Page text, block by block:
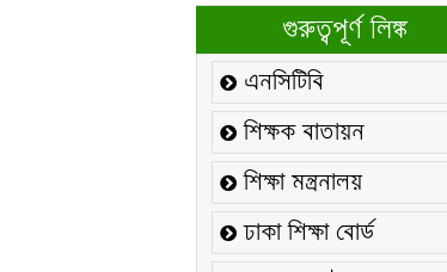
পূরণ/২০২৬ বিজ্ঞপ্তিঃ
এইচএসসি ফরম/২০২৬ পূরণ
বিজ্ঞপ্তিঃ
২১ ফেব্রুয়ারি/২০২৬ ইং
তারিখে “শহিদ দিবস ও
দিবস-২০২৬ উদযাপন
গুরুত্বপূর্ণ লিঙ্ক
এনসিটিবি
শিক্ষক বাতায়ন
শিক্ষা মন্ত্রনালয়
ঢাকা শিক্ষা বোর্ড